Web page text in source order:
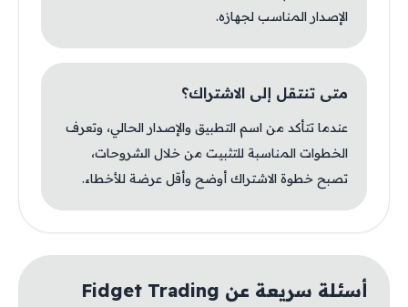
الإصدار المناسب لجهازه.
متى تنتقل إلى الاشتراك؟
عندما تتأكد من اسم التطبيق والإصدار الحالي، وتعرف
الخطوات المناسبة للتثبيت من خلال الشروحات،
تصبح خطوة الاشتراك أوضح وأقل عرضة للأخطاء.
أسئلة سريعة عن Fidget Trading